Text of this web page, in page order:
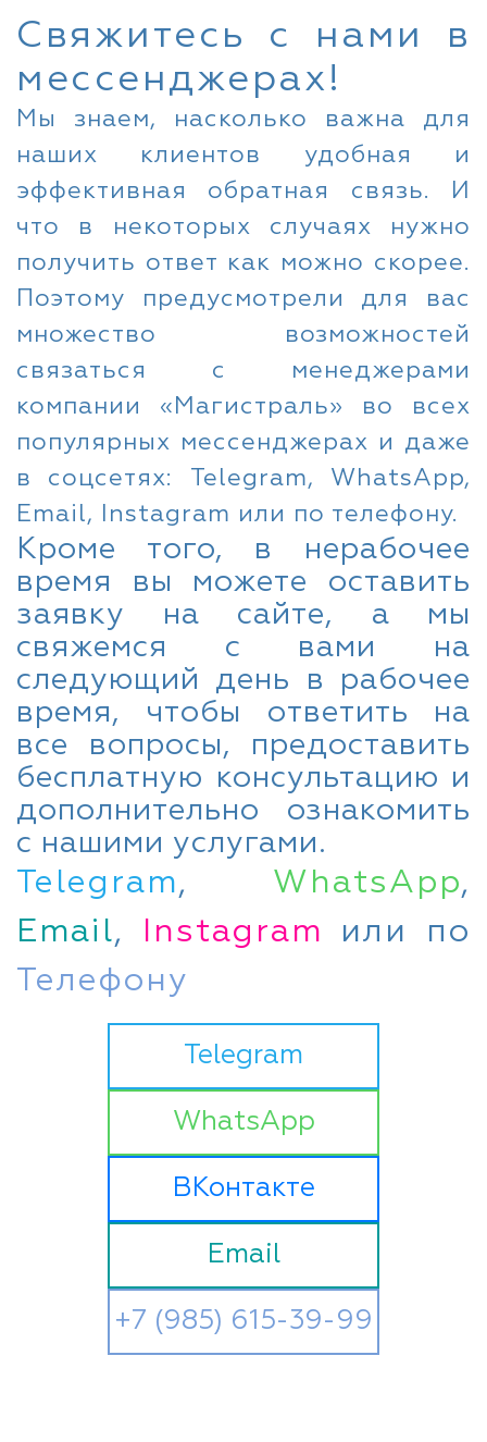
Свяжитесь с нами в
мессенджерах!
Мы знаем, насколько важна для
наших клиентов удобная и
эффективная обратная связь. И
что в некоторых случаях нужно
получить ответ как можно скорее.
Поэтому предусмотрели для вас
множество возможностей
связаться с менеджерами
компании «Магистраль» во всех
популярных мессенджерах и даже
в соцсетях: Telegram, WhatsApp,
Email, Instagram или по телефону.
Кроме того, в нерабочее
время вы можете оставить
заявку на сайте, а мы
свяжемся с вами на
следующий день в рабочее
время, чтобы ответить на
все вопросы, предоставить
бесплатную консультацию и
дополнительно ознакомить
с нашими услугами.
Telegram, WhatsApp,
Email, Instagram или по
Телефону
Telegram
WhatsApp
ВКонтакте
Email
+7 (985) 615-39-99